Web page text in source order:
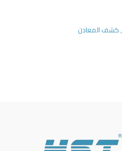
,كشف المعادن